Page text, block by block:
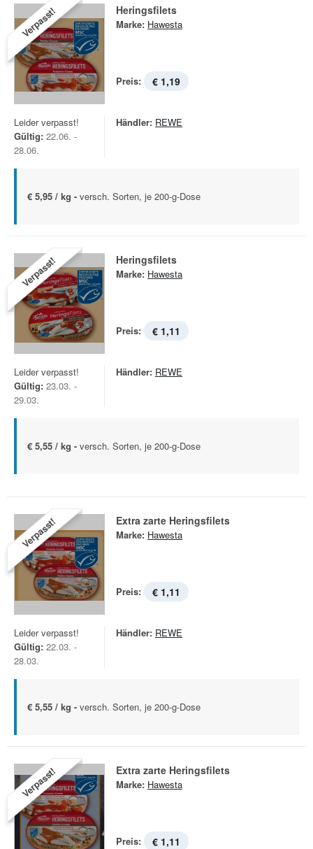
Verpasst! Heringsfilets
Marke: Hawesta
Preis: € 1,19
Leider verpasst!
Gültig: 22.06. -
28.06.
Händler: REWE
€ 5,95 / kg - versch. Sorten, je 200-g-Dose
Verpasst! Heringsfilets
Marke: Hawesta
Preis: € 1,11
Leider verpasst!
Gültig: 23.03. -
29.03.
Händler: REWE
€ 5,55 / kg - versch. Sorten, je 200-g-Dose
Verpasst! Extra zarte Heringsfilets
Marke: Hawesta
Preis: € 1,11
Leider verpasst!
Gültig: 22.03. -
28.03.
Händler: REWE
€ 5,55 / kg - versch. Sorten, je 200-g-Dose
Verpasst! Extra zarte Heringsfilets
Marke: Hawesta
Preis: € 1,11